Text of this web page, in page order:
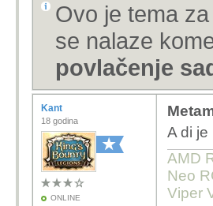
Ovo je tema
se nalaze
povlačenje
Kant
18 godina
ONLINE
A di
AMD
Neo
Viper